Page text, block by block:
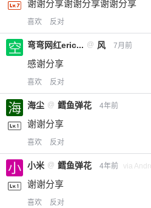
谢谢分享谢谢分享谢谢分享
喜欢 反对
弯弯网红eric... @ 风 7月前
感谢分享
喜欢 反对
海尘 @ 鳕鱼弹花 4年前
谢谢分享
喜欢 反对
小米 @ 鳕鱼弹花 4年前 via
谢谢分享
喜欢 反对